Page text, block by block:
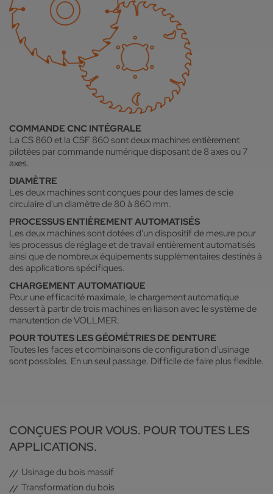
COMMANDE CNC INTÉGRALE
La CS 860 et la CSF 860 sont deux machines entièrement
pilotées par commande numérique disposant de 8 axes ou 7
axes.
DIAMÈTRE
Les deux machines sont conçues pour des lames de scie
circulaire d'un diamètre de 80 à 860 mm.
PROCESSUS ENTIÈREMENT AUTOMATISÉS
Les deux machines sont dotées d'un dispositif de mesure pour
les processus de réglage et de travail entièrement automatisés
ainsi que de nombreux équipements supplémentaires destinés à
des applications spécifiques.
CHARGEMENT AUTOMATIQUE
Pour une efficacité maximale, le chargement automatique
dessert à partir de trois machines en liaison avec le système de
manutention de VOLLMER.
POUR TOUTES LES GÉOMÉTRIES DE DENTURE
Toutes les faces et combinaisons de configuration d'usinage
sont possibles. En un seul passage. Difficile de faire plus flexible.
CONÇUES POUR VOUS. POUR TOUTES LES
APPLICATIONS.
Usinage du bois massif
Transformation du bois